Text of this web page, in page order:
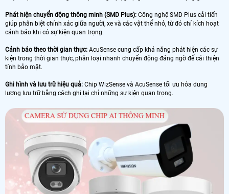
Phát hiện chuyển động thông minh (SMD Plus): Công nghệ SMD Plus cải tiến
giúp phân biệt chính xác giữa người, xe và các vật thể nhỏ, từ đó chỉ kích hoạt
cảnh báo khi có sự kiện quan trọng.
Cảnh báo theo thời gian thực: AcuSense cung cấp khả năng phát hiện các sự
kiện trong thời gian thực, phân loại nhanh chuyển động đáng ngờ để cải thiện
tính bảo mật.
Ghi hình và lưu trữ hiệu quả: Chip WizSense và AcuSense tối ưu hóa dung
lượng lưu trữ bằng cách ghi lại chỉ những sự kiện quan trọng.